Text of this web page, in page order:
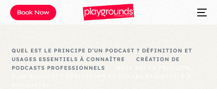
Book Now
QUEL EST LE PRINCIPE D’UN PODCAST ? DÉFINITION ET
USAGES ESSENTIELS À CONNAÎTRE
CRÉATION DE
PODCASTS PROFESSIONNELS